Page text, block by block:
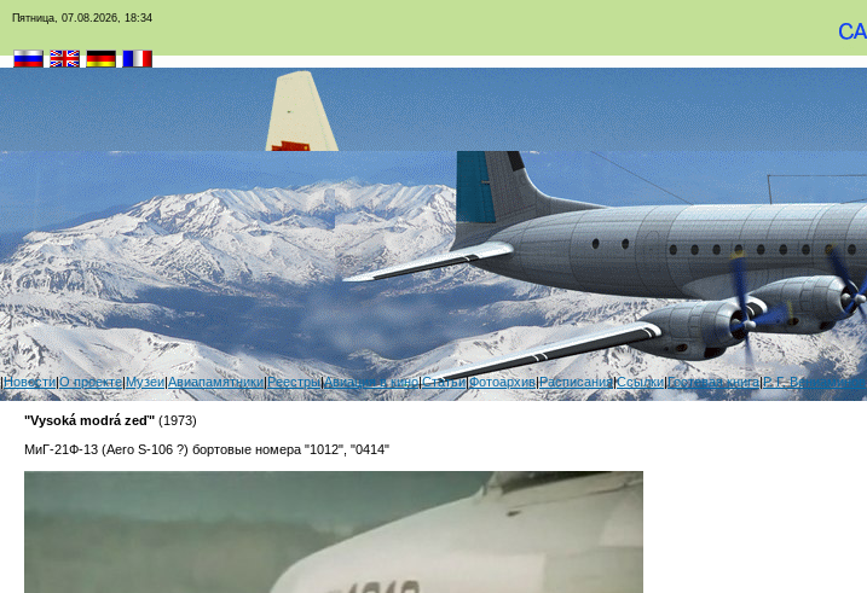
Пятница, 07.08.2026, 18:34
|Новости|О проекте|Музеи|Авиапамятники|Реестры|Авиация в кино|Статьи|Фотоархив|Расписания|Ссылки|Гостевая книга|Р. Г. Вениаминов
"Vysoká modrá zeď" (1973)
МиГ-21Ф-13 (Aero S-106 ?) бортовые номера "1012", "0414"